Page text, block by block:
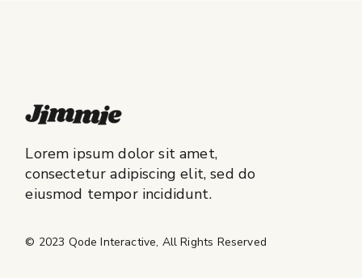
Lorem ipsum dolor sit amet,
consectetur adipiscing elit, sed do
eiusmod tempor incididunt.
© 2023 Qode Interactive, All Rights Reserved